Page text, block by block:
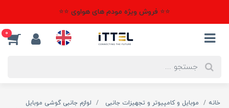
⭐⭐ فروش ویژه مودم های هواوی ⭐⭐
0
خانه موبایل و کامپیوتر و تجهیزات جانبی
لوازم جانبی گوشی موبایل